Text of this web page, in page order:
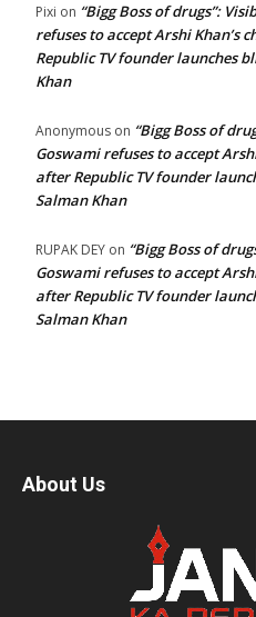
Pixi on “Bigg Boss of drugs”:
refuses to accept Arshi Khan’s
Republic TV founder launches
Khan
Anonymous on “Bigg Boss of
Goswami refuses to accept
after Republic TV founder
Salman Khan
RUPAK DEY on “Bigg Boss of
Goswami refuses to accept
after Republic TV founder
Salman Khan
About Us